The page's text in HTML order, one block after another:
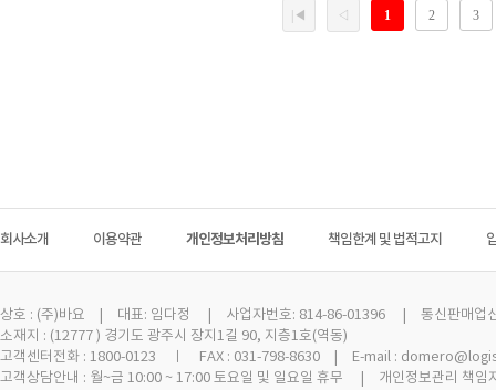
회사소개 이용약관 개인정보처리방침 책임한계 및 법적고지
상호 : (주)바요 | 대표: 임다정 | 사업자번호: 814-86-01396 | 통신판매업신
소재지 : (12777 ) 경기도 광주시 장지1길 90, 지층1호(역동)
고객센터전화 : 1800-0123 ㅣ FAX : 031-798-8630 | E-mail :
고객상담안내 : 월~금 10:00 ~ 17:00 토요일 및 일요일 휴무 | 개인정보관리 책임